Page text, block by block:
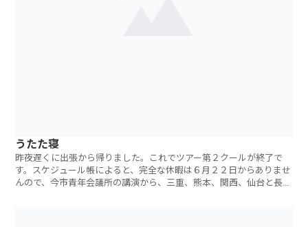
うたた寝
昨夜遅くに出張から帰りました。これでツアー第２クールが終了で
す。スケジュール帳によると、完全な休暇は６月２２日からありませ
んので、今市青年会議所の講演から、三重、熊本、関西、仙台と長